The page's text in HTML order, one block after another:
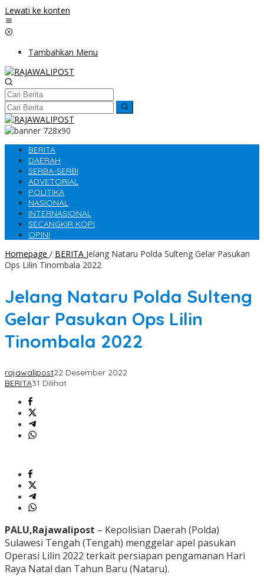
Lewati ke konten
Tambahkan Menu
BERITA
DAERAH
SERBA-SERBI
ADVETORIAL
POLITIKA
NASIONAL
INTERNASIONAL
SECANGKIR KOPI
OPINI
Homepage / BERITA Jelang Nataru Polda Sulteng Gelar Pasukan
Ops Lilin Tinombala 2022
Jelang Nataru Polda Sulteng
Gelar Pasukan Ops Lilin
Tinombala 2022
rajawalipost22 Desember 2022
BERITA31 Dilihat
PALU,Rajawalipost – Kepolisian Daerah (Polda)
Sulawesi Tengah (Tengah) menggelar apel pasukan
Operasi Lilin 2022 terkait persiapan pengamanan Hari
Raya Natal dan Tahun Baru (Nataru).